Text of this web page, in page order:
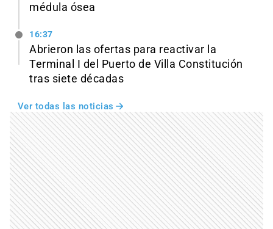
médula ósea
16:37
Abrieron las ofertas para reactivar la
Terminal I del Puerto de Villa Constitución
tras siete décadas
Ver todas las noticias